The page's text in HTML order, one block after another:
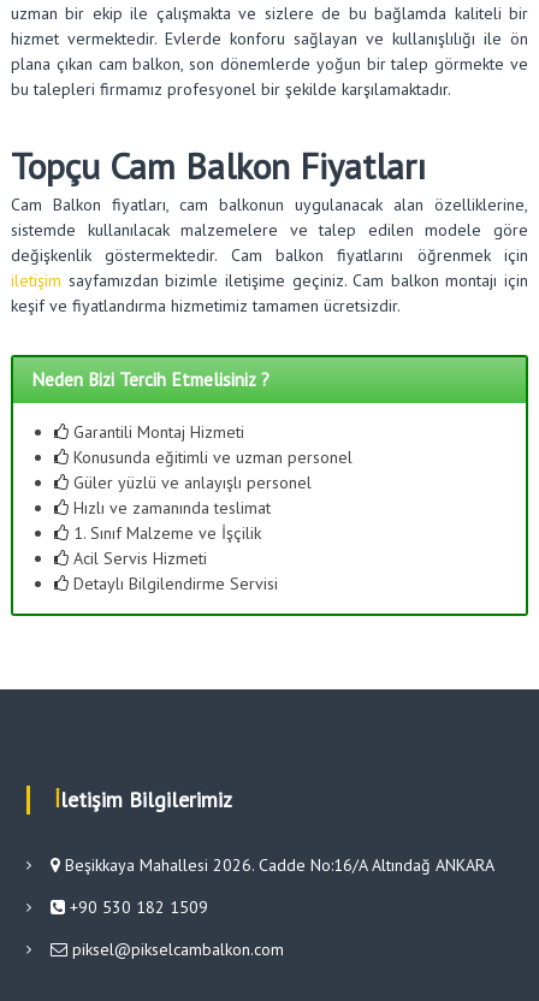
uzman bir ekip ile çalışmakta ve sizlere de bu bağlamda kaliteli bir
hizmet vermektedir. Evlerde konforu sağlayan ve kullanışlılığı ile ön
plana çıkan cam balkon, son dönemlerde yoğun bir talep görmekte ve
bu talepleri firmamız profesyonel bir şekilde karşılamaktadır.
Topçu Cam Balkon Fiyatları
Cam Balkon fiyatları, cam balkonun uygulanacak alan özelliklerine,
sistemde kullanılacak malzemelere ve talep edilen modele göre
değişkenlik göstermektedir. Cam balkon fiyatlarını öğrenmek için
iletişim sayfamızdan bizimle iletişime geçiniz. Cam balkon montajı için
keşif ve fiyatlandırma hizmetimiz tamamen ücretsizdir.
Neden Bizi Tercih Etmelisiniz ?
Garantili Montaj Hizmeti
Konusunda eğitimli ve uzman personel
Güler yüzlü ve anlayışlı personel
Hızlı ve zamanında teslimat
1. Sınıf Malzeme ve İşçilik
Acil Servis Hizmeti
Detaylı Bilgilendirme Servisi
İletişim Bilgilerimiz
Beşikkaya Mahallesi 2026. Cadde No:16/A Altındağ ANKARA
+90 530 182 1509
piksel@pikselcambalkon.com